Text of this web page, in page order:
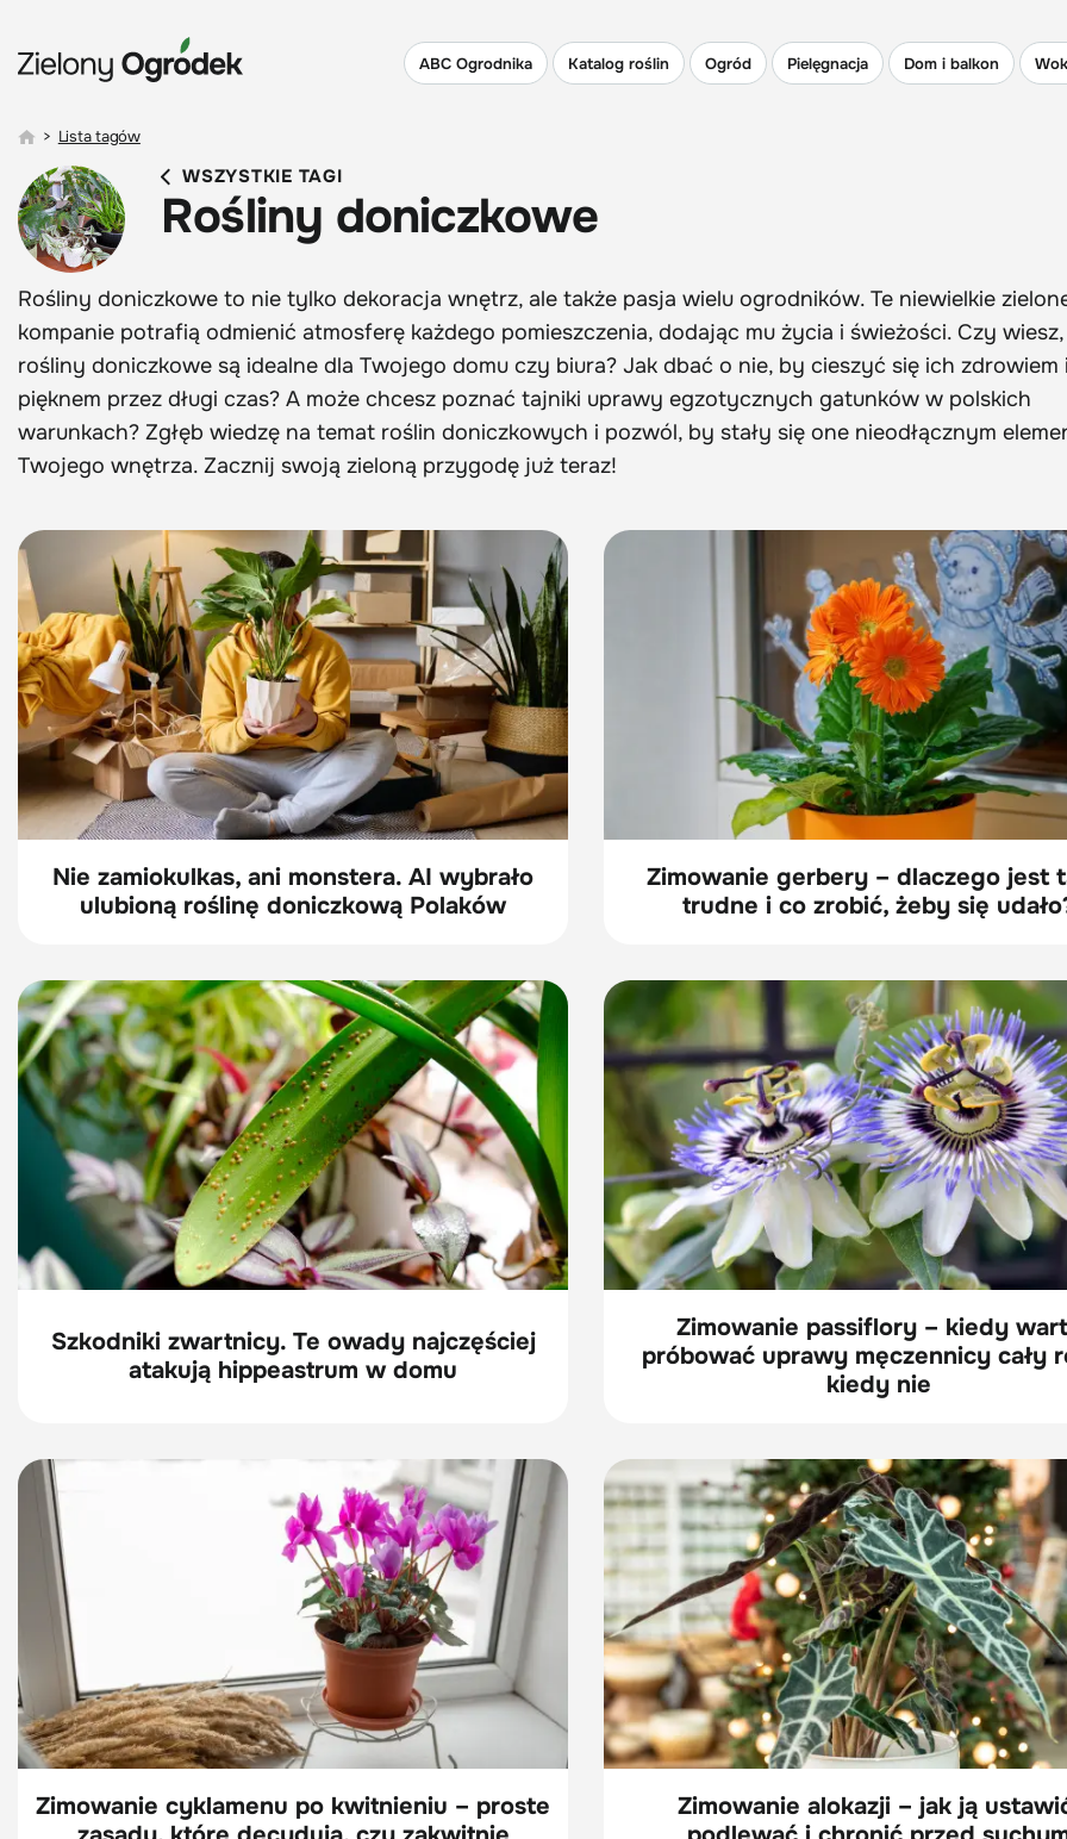
ABC Ogrodnika Katalog roślin Ogród Pielęgnacja Dom i balkon
> Lista tagów
WSZYSTKIE TAGI
Rośliny doniczkowe
Rośliny doniczkowe to nie tylko dekoracja wnętrz, ale także pasja wielu ogrodników. Te niewielkie
kompanie potrafią odmienić atmosferę każdego pomieszczenia, dodając mu życia i świeżości. Czy
rośliny doniczkowe są idealne dla Twojego domu czy biura? Jak dbać o nie, by cieszyć się ich zdrowiem
pięknem przez długi czas? A może chcesz poznać tajniki uprawy egzotycznych gatunków w polskich
warunkach? Zgłęb wiedzę na temat roślin doniczkowych i pozwól, by stały się one nieodłącznym
Twojego wnętrza. Zacznij swoją zieloną przygodę już teraz!
Nie zamiokulkas, ani monstera. AI wybrało
ulubioną roślinę doniczkową Polaków
Zimowanie gerbery – dlaczego jest
trudne i co zrobić, żeby się
Szkodniki zwartnicy. Te owady najczęściej
atakują hippeastrum w domu
Zimowanie passiflory – kiedy
próbować uprawy męczennicy cały
kiedy nie
Zimowanie cyklamenu po kwitnieniu – proste
Zimowanie alokazji – jak ją